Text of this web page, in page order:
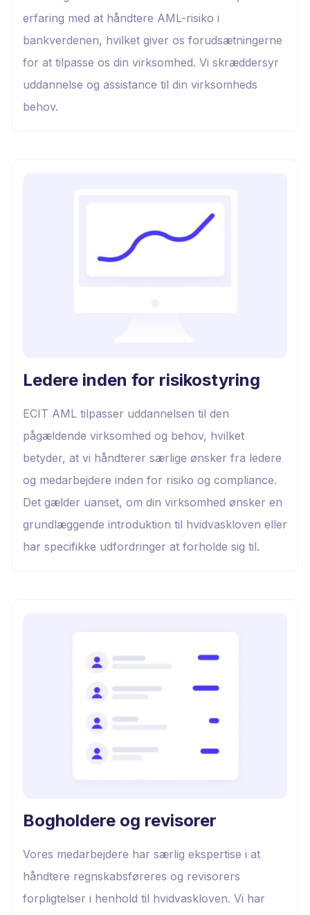
erfaring med at håndtere AML-risiko i
bankverdenen, hvilket giver os forudsætningerne
for at tilpasse os din virksomhed. Vi skræddersyr
uddannelse og assistance til din virksomheds
behov.
Ledere inden for risikostyring
ECIT AML tilpasser uddannelsen til den
pågældende virksomhed og behov, hvilket
betyder, at vi håndterer særlige ønsker fra ledere
og medarbejdere inden for risiko og compliance.
Det gælder uanset, om din virksomhed ønsker en
grundlæggende introduktion til hvidvaskloven eller
har specifikke udfordringer at forholde sig til.
Bogholdere og revisorer
Vores medarbejdere har særlig ekspertise i at
håndtere regnskabsføreres og revisorers
forpligtelser i henhold til hvidvaskloven. Vi har